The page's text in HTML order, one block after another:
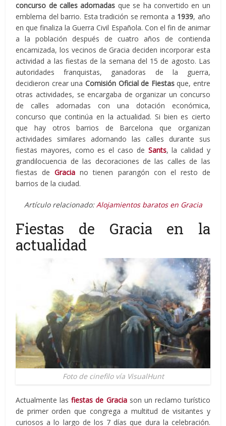
concurso de calles adornadas que se ha convertido en un
emblema del barrio. Esta tradición se remonta a 1939, año
en que finaliza la Guerra Civil Española. Con el fin de animar
a la población después de cuatro años de contienda
encarnizada, los vecinos de Gracia deciden incorporar esta
actividad a las fiestas de la semana del 15 de agosto. Las
autoridades franquistas, ganadoras de la guerra,
decidieron crear una Comisión Oficial de Fiestasque, entre
otras actividades, se encargaba de organizar un concurso
de calles adornadas con una dotación económica,
concurso que continúa en la actualidad. Si bien es cierto
que hay otros barrios de Barcelona que organizan
actividades similares adornando las calles durante sus
fiestas mayores, como es el caso de Sants, la calidad y
grandilocuencia de las decoraciones de las calles de las
fiestas deGracia no tienen parangón con el resto de
barrios de la ciudad.
Artículo relacionado:Alojamientos baratos en Gracia
Fiestas de Gracia en la
actualidad
Foto de cinefilo vía VisualHunt
Actualmente lasfiestas de Graciason un reclamo turístico
de primer orden que congrega a multitud de visitantes y
curiosos a lo largo de los 7 días que dura la celebración.